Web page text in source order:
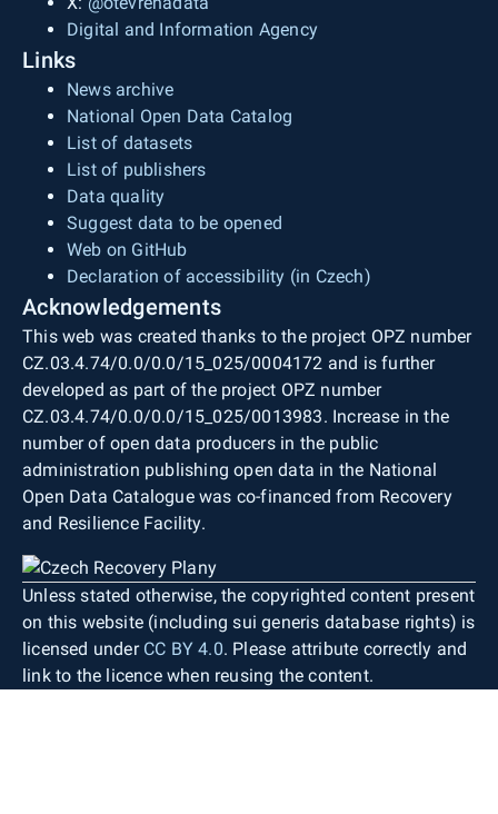
Digital and Information Agency
Links
News archive
National Open Data Catalog
List of datasets
List of publishers
Data quality
Suggest data to be opened
Web on GitHub
Declaration of accessibility (in Czech)
Acknowledgements
This web was created thanks to the project OPZ number
CZ.03.4.74/0.0/0.0/15_025/0004172 and is further
developed as part of the project OPZ number
CZ.03.4.74/0.0/0.0/15_025/0013983. Increase in the
number of open data producers in the public
administration publishing open data in the National
Open Data Catalogue was co-financed from Recovery
and Resilience Facility.
Unless stated otherwise, the copyrighted content present
on this website (including sui generis database rights) is
licensed under CC BY 4.0. Please attribute correctly and
link to the licence when reusing the content.